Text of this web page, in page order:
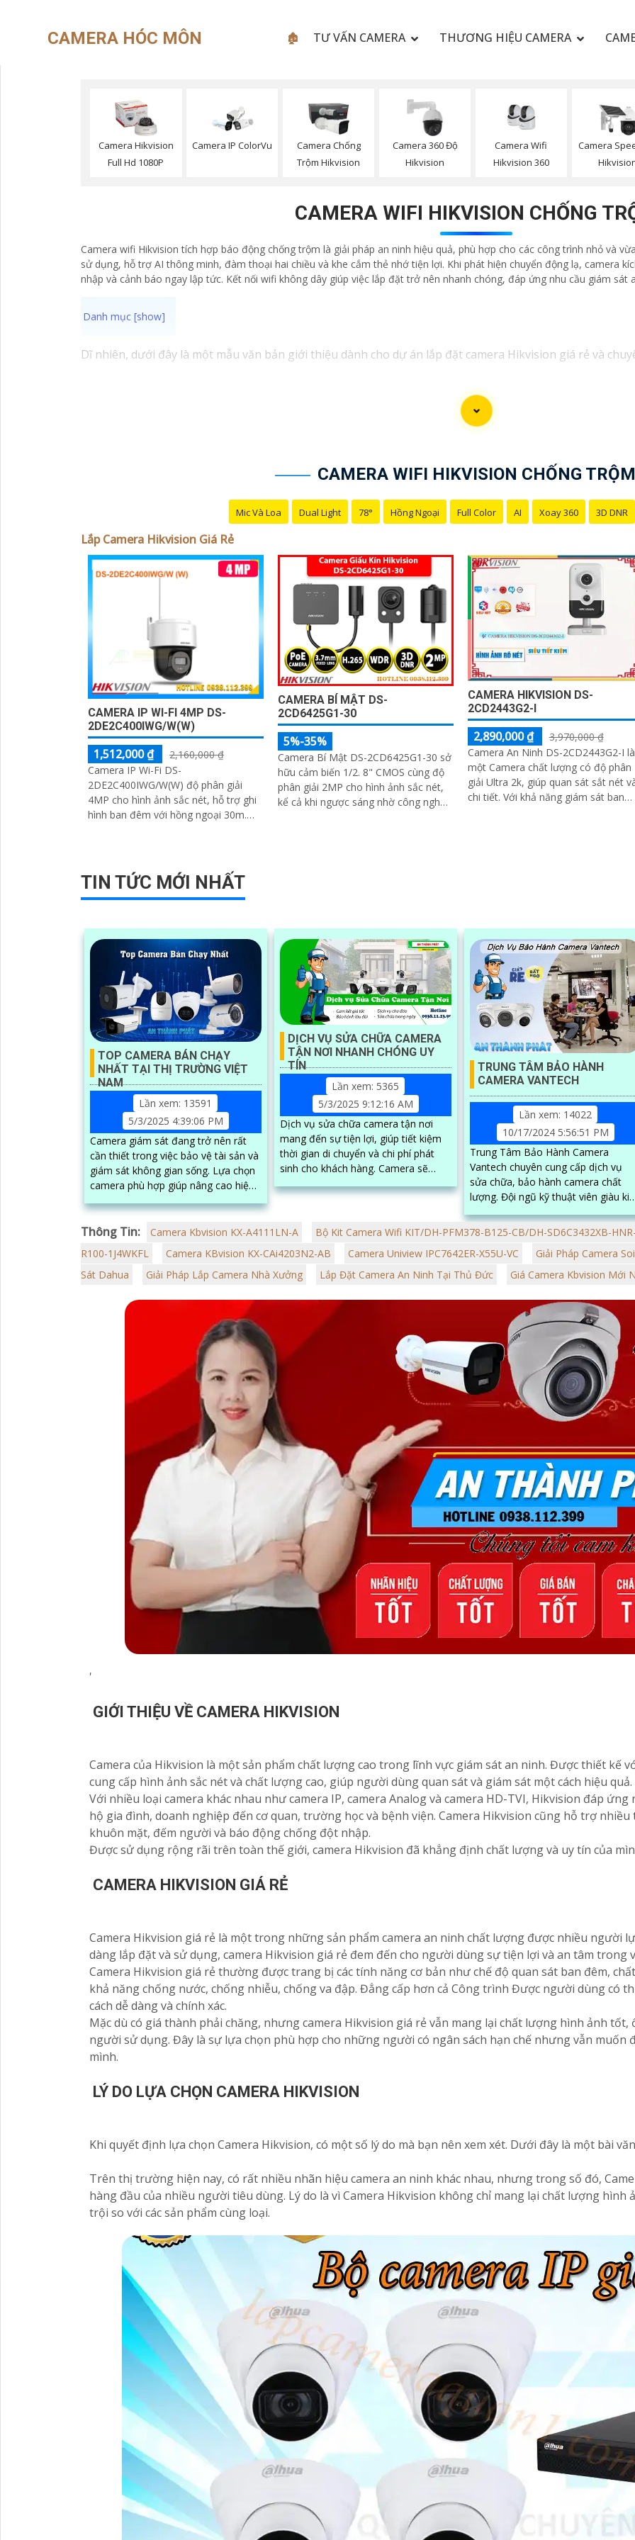
CAMERA HÓC MÔN 🏚 TƯ VẤN CAMERA THƯƠNG HIỆU CAMERA
Camera Hikvision
Full Hd 1080P
Camera IP ColorVu
Camera Chống
Trộm Hikvision
Camera 360 Độ
Hikvision
Camera Wifi
Hikvision 360
Camera
CAMERA WIFI HIKVISION CHỐNG
Camera wifi Hikvision tích hợp báo động chống trộm là giải pháp an ninh hiệu quả, phù hợp cho các công trình nhỏ và
sử dụng, hỗ trợ AI thông minh, đàm thoại hai chiều và khe cắm thẻ nhớ tiện lợi. Khi phát hiện chuyển động lạ, camera
nhập và cảnh báo ngay lập tức. Kết nối wifi không dây giúp việc lắp đặt trở nên nhanh chóng, đáp ứng nhu cầu giám sát
Dĩ nhiên, dưới đây là một mẫu văn bản giới thiệu dành cho dự án lắp đặt camera Hikvision giá rẻ và
Chúng tôi xin trân trọng giới thiệu đến quý vị dịch vụ lắp đặt camera Hikvision giá rẻ và chuyên nghiệp
Với kinh nghiệm lâu năm trong lĩnh vực lắp đặt camera an ninh, đội ngũ kỹ thuật viên của chúng tôi
tiên tiến, camera Hikvision không chỉchắc chắnchất lượng hình ảnh sắc nét mà còn đem đến sự tin cậy
CAMERA WIFI HIKVISION CHỐNG TRỘM
Mic Và Loa Dual Light 78° Hồng Ngoại Full Color AI Xoay 360 3D DNR
Lắp Camera Hikvision Giá Rẻ
CAMERA IP WI-FI 4MP DS-
2DE2C400IWG/W(W)
1,512,000 ₫
2,160,000 ₫
Camera IP Wi-Fi DS-
2DE2C400IWG/W(W) độ phân giải
4MP cho hình ảnh sắc nét, hỗ trợ ghi
hình ban đêm với hồng ngoại 30m.
CAMERA BÍ MẬT DS-
2CD6425G1-30
5%-35%
Camera Bí Mật DS-2CD6425G1-30 sở
hữu cảm biến 1/2. 8" CMOS cùng độ
phân giải 2MP cho hình ảnh sắc nét,
kể cả khi ngược sáng nhờ công nghệ
CAMERA HIKVISION DS-
2CD2443G2-I
2,890,000 ₫
3,970,000 ₫
Camera An Ninh DS-2CD2443G2-I là
một Camera chất lượng có độ phân
giải Ultra 2k, giúp quan sát sắt nét
chi tiết. Với khả năng giám sát ban
TIN TỨC MỚI NHẤT
TOP CAMERA BÁN CHẠY
NHẤT TẠI THỊ TRƯỜNG VIỆT
NAM
Lần xem: 13591
5/3/2025 4:39:06 PM
Camera giám sát đang trở nên rất
cần thiết trong việc bảo vệ tài sản và
giám sát không gian sống. Lựa chọn
camera phù hợp giúp nâng cao hiệu
quả quan sát, tiết kiệm chi phí và dễ
dàng lắp đặt.
DỊCH VỤ SỬA CHỮA CAMERA
TẬN NƠI NHANH CHÓNG UY
TÍN
Lần xem: 5365
5/3/2025 9:12:16 AM
Dịch vụ sửa chữa camera tận nơi
mang đến sự tiện lợi, giúp tiết kiệm
thời gian di chuyển và chi phí phát
sinh cho khách hàng. Camera sẽ
được kiểm tra, khắc phục sự cố ngay
tại nhà với quy trình nhanh chóng,
TRUNG TÂM BẢO HÀNH
CAMERA VANTECH
Lần xem: 14022
10/17/2024 5:56:51 PM
Trung Tâm Bảo Hành Camera
Vantech chuyên cung cấp dịch vụ
sửa chữa, bảo hành camera chất
lượng. Đội ngũ kỹ thuật viên giàu kinh
nghiệm, nhiệt tình sẽ giúp bạn khắc
phục sự cố nhanh chóng và hiệu
Thông Tin: Camera Kbvision KX-A4111LN-A
Bộ Kit Camera Wifi KIT/DH-PFM378-B125-CB/DH-SD6C3432XB-
R100-1J4WKFL
Camera KBvision KX-CAi4203N2-AB Camera Uniview IPC7642ER-X55U-VC
Giải Pháp Camera
Sát Dahua
Giải Pháp Lắp Camera Nhà Xưởng Lắp Đặt Camera An Ninh Tại Thủ Đức Giá Camera Kbvision Mới
'
GIỚI THIỆU VỀ CAMERA HIKVISION
Camera của Hikvision là một sản phẩm chất lượng cao trong lĩnh vực giám sát an ninh. Được thiết kế
cung cấp hình ảnh sắc nét và chất lượng cao, giúp người dùng quan sát và giám sát một cách hiệu quả.
Với nhiều loại camera khác nhau như camera IP, camera Analog và camera HD-TVI, Hikvision đáp
hộ gia đình, doanh nghiệp đến cơ quan, trường học và bệnh viện. Camera Hikvision cũng hỗ trợ
khuôn mặt, đếm người và báo động chống đột nhập.
Được sử dụng rộng rãi trên toàn thế giới, camera Hikvision đã khẳng định chất lượng và uy tín của
CAMERA HIKVISION GIÁ RẺ
Camera Hikvision giá rẻ là một trong những sản phẩm camera an ninh chất lượng được nhiều người
dàng lắp đặt và sử dụng, camera Hikvision giá rẻ đem đến cho người dùng sự tiện lợi và an tâm trong
Camera Hikvision giá rẻ thường được trang bị các tính năng cơ bản như chế độ quan sát ban đêm,
khả năng chống nước, chống nhiễu, chống va đập. Đẳng cấp hơn cả Công trình Được người dùng có
cách dễ dàng và chính xác.
Mặc dù có giá thành phải chăng, nhưng camera Hikvision giá rẻ vẫn mang lại chất lượng hình ảnh
người sử dụng. Đây là sự lựa chọn phù hợp cho những người có ngân sách hạn chế nhưng vẫn muốn
mình.
LÝ DO LỰA CHỌN CAMERA HIKVISION
Khi quyết định lựa chọn Camera Hikvision, có một số lý do mà bạn nên xem xét. Dưới đây là một bài
Trên thị trường hiện nay, có rất nhiều nhãn hiệu camera an ninh khác nhau, nhưng trong số đó,
hàng đầu của nhiều người tiêu dùng. Lý do là vì Camera Hikvision không chỉ mang lại chất lượng hình
trội so với các sản phẩm cùng loại.